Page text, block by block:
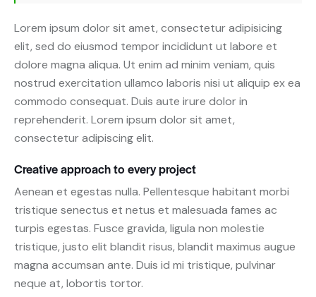
Lorem ipsum dolor sit amet, consectetur adipisicing
elit, sed do eiusmod tempor incididunt ut labore et
dolore magna aliqua. Ut enim ad minim veniam, quis
nostrud exercitation ullamco laboris nisi ut aliquip ex ea
commodo consequat. Duis aute irure dolor in
reprehenderit. Lorem ipsum dolor sit amet,
consectetur adipiscing elit.
Creative approach to every project
Aenean et egestas nulla. Pellentesque habitant morbi
tristique senectus et netus et malesuada fames ac
turpis egestas. Fusce gravida, ligula non molestie
tristique, justo elit blandit risus, blandit maximus augue
magna accumsan ante. Duis id mi tristique, pulvinar
neque at, lobortis tortor.